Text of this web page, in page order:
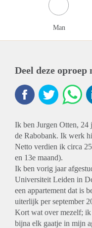
Man
Deel deze
Ik ben Jurgen Otten, 24
de Rabobank. Ik werk
Netto verdien ik circa
en 13e maand).
Ik ben vorig jaar
Universiteit Leiden in
een appartement dat is
uiterlijk per september
Kort wat over mezelf;
bijna elk gaatje in mijn